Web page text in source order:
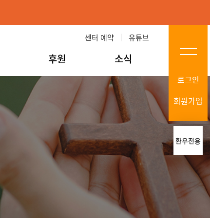
후원 소식
센터 예약 유튜브
로그인
회원가입
환우전용